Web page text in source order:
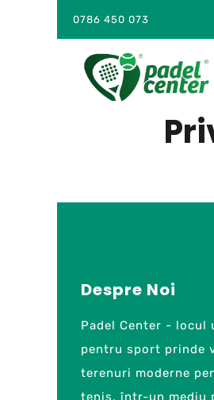
0786 450 073
Despre Noi
Padel Center - locul
pentru sport prinde
terenuri moderne
tenis, într-un mediu